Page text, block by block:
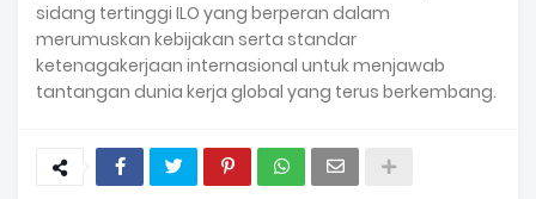
sidang tertinggi ILO yang berperan dalam
merumuskan kebijakan serta standar
ketenagakerjaan internasional untuk menjawab
tantangan dunia kerja global yang terus berkembang.